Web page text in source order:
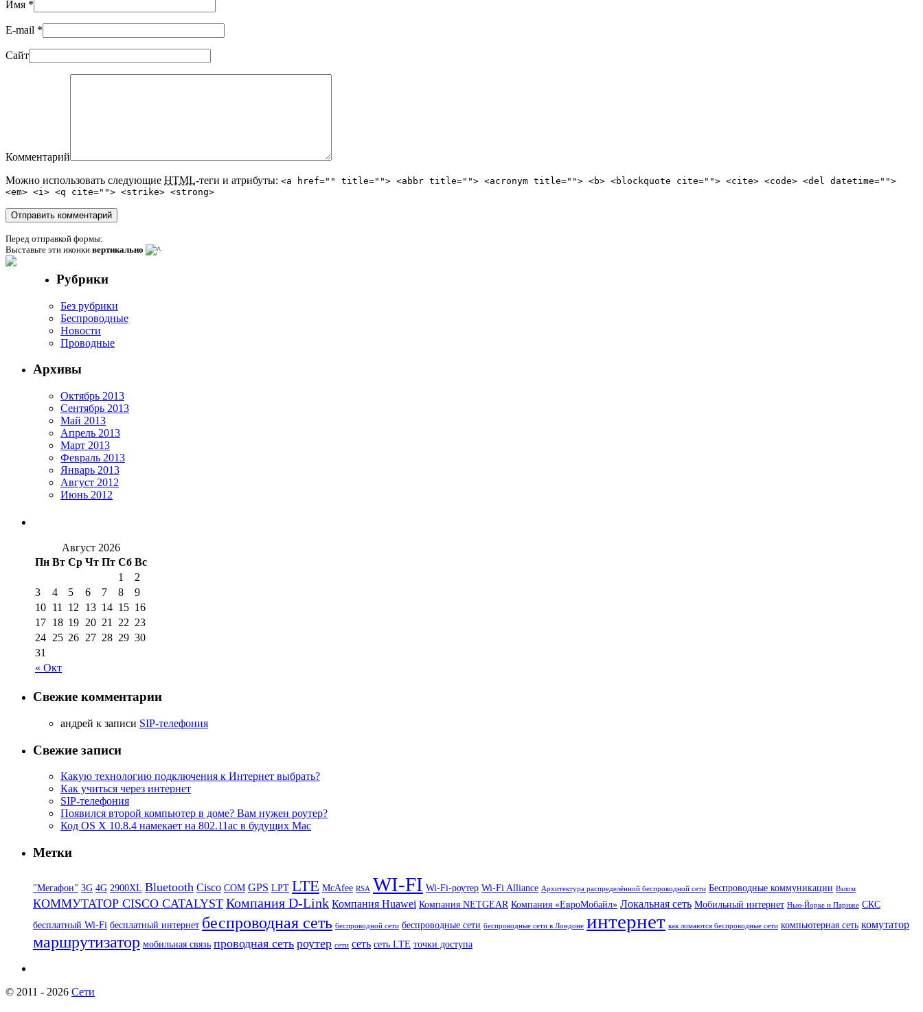
Имя *
E-mail *
Сайт
Комментарий
Можно использовать следующие HTML-теги и атрибуты: <a href="" title=""> <abbr title=""> <acronym title=""> <b> <blockquote cite=""> <cite> <code> <del datetime="">
<em> <i> <q cite=""> <strike> <strong>
Перед отправкой формы:
Выставьте эти иконки вертикально
Рубрики
Без рубрики
Беспроводные
Новости
Проводные
Архивы
Октябрь 2013
Сентябрь 2013
Май 2013
Апрель 2013
Март 2013
Февраль 2013
Январь 2013
Август 2012
Июнь 2012
Август 2026
Пн Вт Ср Чт Пт Сб Вс
« Окт
1
2
3
4 5 6 7 8
9
10 11 12 13 14 15 16
17 18 19 20 21 22 23
24 25 26 27 28 29 30
31
Свежие комментарии
aндрей к записи SIP-телефония
Свежие записи
Какую технологию подключения к Интернет выбрать?
Как учиться через интернет
SIP-телефония
Появился второй компьютер в доме? Вам нужен роутер?
Код OS X 10.8.4 намекает на 802.11ac в будущих Mac
Метки
"Мегафон" 3G 4G 2900XL Bluetooth Cisco COM GPS LPT LTE McAfee RSA WI-FI Wi-Fi-роутер Wi-Fi Alliance Архитектура распределённой беспроводной сети Беспроводные коммуникации Взлом
КОММУТАТОР CISCO CATALYST Компания D-Link Компания Huawei Компания NETGEAR Компания «ЕвроМобайл» Локальная сеть Мобильный интернет Нью-Йорке и Париже СКС
бесплатный Wi-Fi бесплатный интернет беспроводная сеть беспроводной сети беспроводные сети беспроводные сети в Лондоне интернет как ломаются беспроводные сети компьютерная сеть комутатор
маршрутизатор мобильная связь проводная сеть роутер сети сеть сеть LTE точки доступа
© 2011 - 2026 Сети